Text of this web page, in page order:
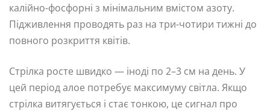
калійно-фосфорні з мінімальним вмістом азоту.
Підживлення проводять раз на три-чотири тижні до
повного розкриття квітів.
Стрілка росте швидко — іноді по 2–3 см на день. У
цей період алое потребує максимуму світла. Якщо
стрілка витягується і стає тонкою, це сигнал про